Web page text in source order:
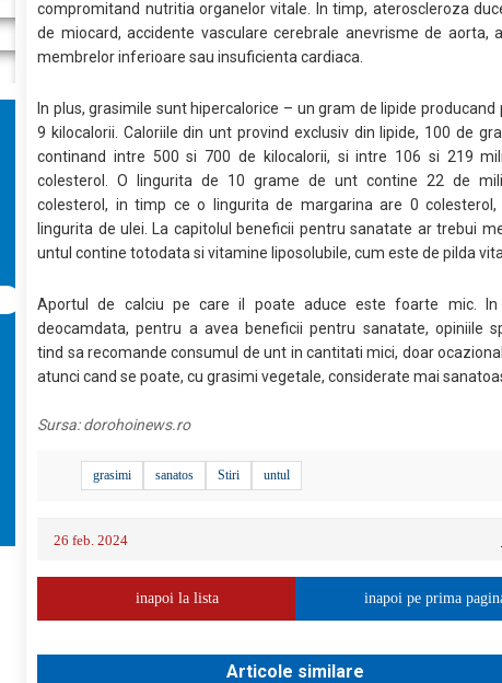
compromitand nutritia organelor vitale. In timp, ateroscleroza
de miocard, accidente vasculare cerebrale anevrisme de aorta,
membrelor inferioare sau insuficienta cardiaca.
In plus, grasimile sunt hipercalorice – un gram de lipide producand
9 kilocalorii. Caloriile din unt provind exclusiv din lipide, 100 de
continand intre 500 si 700 de kilocalorii, si intre 106 si 219
colesterol. O lingurita de 10 grame de unt contine 22 de
colesterol, in timp ce o lingurita de margarina are 0
lingurita de ulei. La capitolul beneficii pentru sanatate ar trebui
untul contine totodata si vitamine liposolubile, cum este de pilda
Aportul de calciu pe care il poate aduce este foarte mic. In
deocamdata, pentru a avea beneficii pentru sanatate, opiniile
tind sa recomande consumul de unt in cantitati mici, doar
atunci cand se poate, cu grasimi vegetale, considerate mai
Sursa:dorohoinews.ro
grasimi sanatos Stiri untul
26 feb. 2024
inapoi la lista inapoi pe prima
Articole similare